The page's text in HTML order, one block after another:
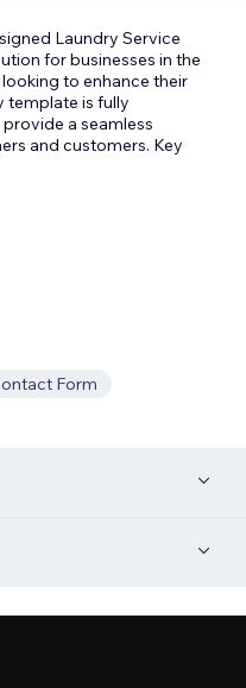
Laundry Service
for businesses in the
to enhance their
template is fully
a seamless
and customers. Key
Form